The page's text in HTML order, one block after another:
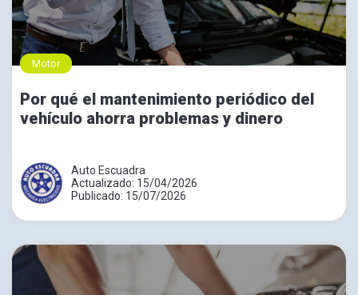
Motor
Por qué el mantenimiento periódico del
vehículo ahorra problemas y dinero
Auto Escuadra
Actualizado: 15/04/2026
Publicado: 15/07/2026